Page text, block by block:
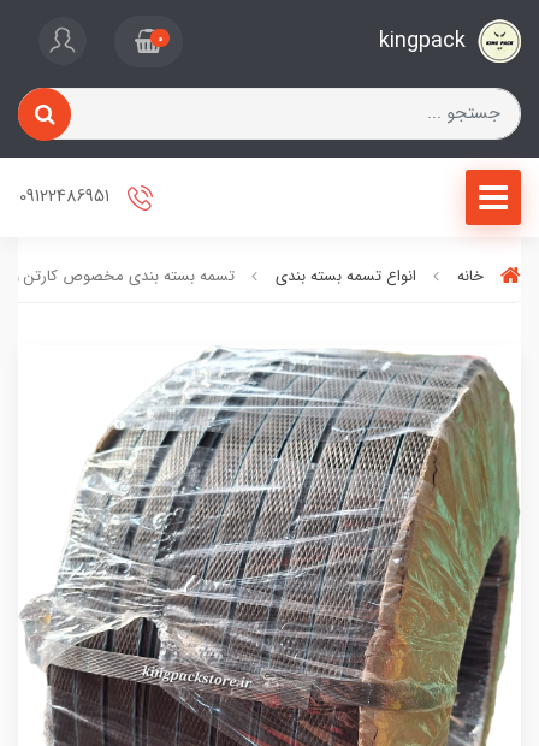
kingpack
0
خانه انواع تسمه بسته بندی تسمه بسته بندی مخصوص کارتن و